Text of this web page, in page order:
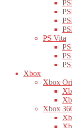
PS Vita
Xbox
Xbox
Xbox